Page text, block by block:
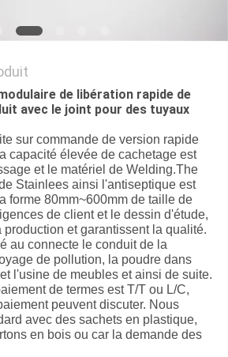
de libération rapide de
avec le joint pour des tuyaux
sur commande de version rapide
capacité élevée de cachetage est
et le matériel de Welding.The
Stainlees ainsi l'antiseptique est
forme 80mm~600mm de taille de
de client et le dessin d'étude,
production et garantissent la qualité.
au connecte le conduit de la
de pollution, la poudre dans
l'usine de meubles et ainsi de suite.
de termes est T/T ou L/C,
peuvent discuter. Nous
avec des sachets en plastique,
en bois ou car la demande des